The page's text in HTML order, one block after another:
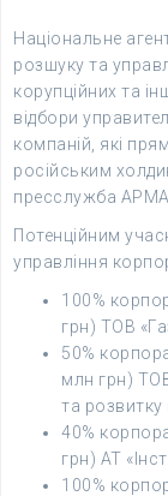
Національне
розшуку та
корупційних та
відбори
компаній, які
російським
пресслужба АРМА.
Потенційним
управління
100%
грн) ТОВ
50%
млн грн)
та розвитку
40%
грн) АТ
100%